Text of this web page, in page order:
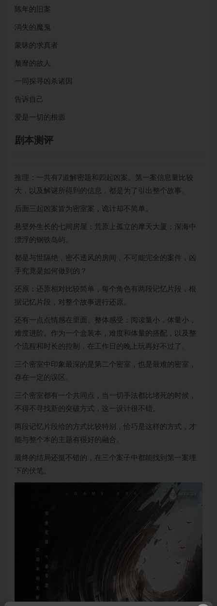
陈年的旧案
消失的魔鬼
蒙昧的求真者
颓靡的故人
一同探寻凶杀诸因
告诉自己
爱是一切的根源
剧本测评
推理：一共有7道解密题和四起凶案。第一案信息量比较
大，以及解谜所得到的信息，都是为了引出整个故事。
后面三起凶案皆为密室案，诡计却不简单。
悬壁外生长的七间房屋；荒原上孤立的摩天大厦；深海中
漂浮的钢铁岛屿。
都是与世隔绝，密不透风的房间，不可能完全的案件，凶
手究竟是如何做到的？
还原：还原相对比较简单，每个角色有两段记忆片段，根
据记忆片段，对整个故事进行还原。
还有一点点情感在里面。整体感受：阅读量小，体量小，
难度进阶。作为一个盒装本，难度和体量的搭配，以及整
个流程和时长的控制，在工作日的晚上玩再好不过了。
三个密室中印象最深的是第二个密室，也是最难的密室，
存在一定的误区。
三个密室都有一个共同点，当一切手法都比堵死的时候，
不得不寻找新的突破方式，这一设计很不错。
两段记忆片段给的方式比较特别，恰巧是这样的方式，才
能与整个本的主题有很好的融合。
最终的结局还挺不错的，在三个案子中都能找到第一案埋
下的伏笔。